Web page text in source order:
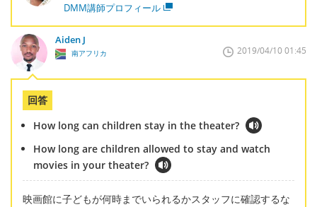
DMM講師プロフィール
Aiden J
南アフリカ 2019/04/10 01:45
回答
How long can children stay in the theater?
How long are children allowed to stay and watch
movies in your theater?
映画館に子どもが何時までいられるかスタッフに確認するな